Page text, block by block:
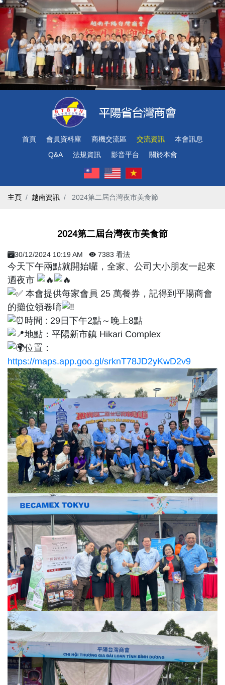
首頁 會員資料庫 商機交流區 交流資訊
本會訊息
Q&A
法規資訊 影音平台 關於本會
主頁 越南資訊 ​ 2024第二屆台灣夜市美食節 ​
​ 2024第二屆台灣夜市美食節 ​
30/12/2024 10:19 AM 7383 看法
今天下午兩點就開始囉，全家、公司大小朋友一起來
迺夜市
本會提供每家會員 25 萬餐券，記得到平陽商會
的攤位領卷唷
時間 : 29日下午2點～晚上8點
地點：平陽新市鎮 Hikari Complex
位置：
https://maps.app.goo.gl/srknT78JD2yKwD2v9